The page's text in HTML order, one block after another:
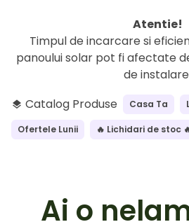
Atentie!
Timpul de incarcare si
panoului solar pot fi afectate
de
layers Catalog Produse Casa Ta
Ofertele Lunii 🔥 Lichidari de stoc
Ai o